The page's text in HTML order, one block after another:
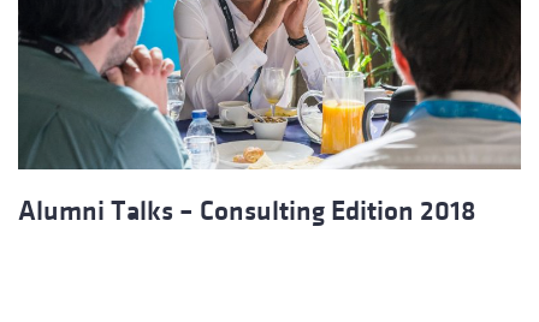
Alumni Talks – Consulting Edition 2018